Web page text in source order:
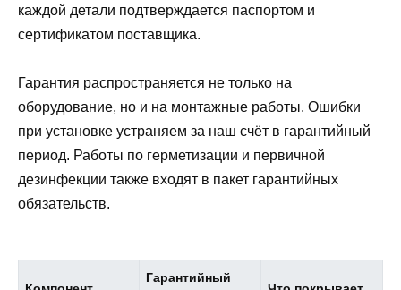
каждой детали подтверждается паспортом и
сертификатом поставщика.
Гарантия распространяется не только на
оборудование, но и на монтажные работы. Ошибки
при установке устраняем за наш счёт в гарантийный
период. Работы по герметизации и первичной
дезинфекции также входят в пакет гарантийных
обязательств.
Гарантийный